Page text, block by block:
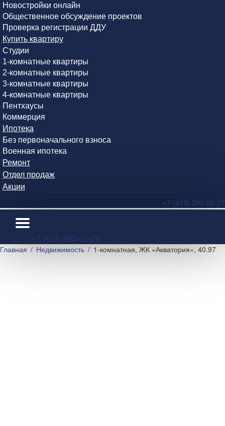
Новостройки онлайн
Общественное обсуждение проектов
Проверка регистрации ДДУ
Купить квартиру
Студии
1-комнатные квартиры
2-комнатные квартиры
3-комнатные квартиры
4-комнатные квартиры
Пентхаусы
Коммерция
Ипотека
Без первоначального взноса
Военная ипотека
Ремонт
Отдел продаж
Акции
+7 (423) 280-02-07
+7 (423) 280-02-07
Главная Недвижимость 1-комнатная, ЖК «Акватория», 40.97